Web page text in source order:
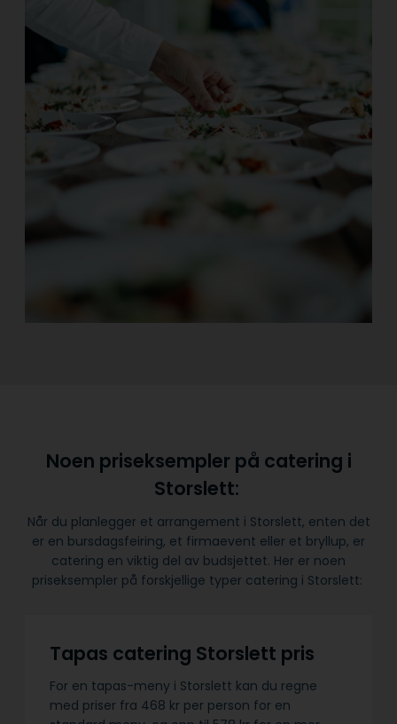
Noen priseksempler på catering i
Storslett:
Når du planlegger et arrangement i Storslett, enten det
er en bursdagsfeiring, et firmaevent eller et bryllup, er
catering en viktig del av budsjettet. Her er noen
priseksempler på forskjellige typer catering i Storslett:
Tapas catering Storslett pris
For en tapas-meny i Storslett kan du regne
med priser fra 468 kr per person for en